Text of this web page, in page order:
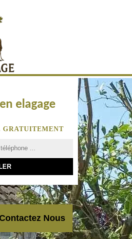
elagage
GRATUITEMENT
Nous